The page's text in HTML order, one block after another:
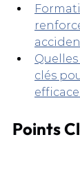
clés
efficace
Points